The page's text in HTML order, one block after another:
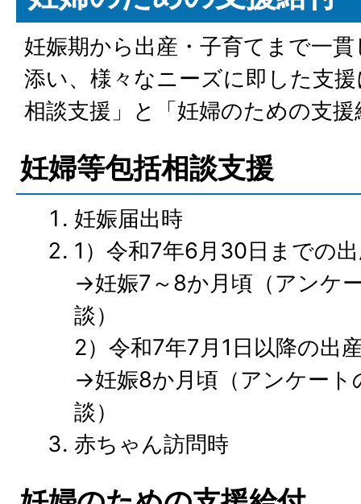
妊娠期から出産・子育てまで一
添い、様々なニーズに即した支
相談支援」と「妊婦のための支
妊婦等包括相談支援
妊娠届出時
1）令和7年6月30日までの
→妊娠7～8か月頃（アンケ
談）
2）令和7年7月1日以降の出
→妊娠8か月頃（アンケート
談）
赤ちゃん訪問時